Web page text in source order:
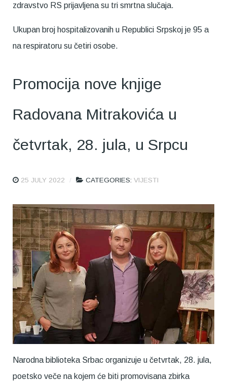
zdravstvo RS prijavljena su tri smrtna slučaja.
Ukupan broj hospitalizovanih u Republici Srpskoj je 95 a
na respiratoru su četiri osobe.
Promocija nove knjige
Radovana Mitrakovića u
četvrtak, 28. jula, u Srpcu
25 JULY 2022 CATEGORIES: VIJESTI
Narodna biblioteka Srbac organizuje u četvrtak, 28. jula,
poetsko veče na kojem će biti promovisana zbirka